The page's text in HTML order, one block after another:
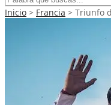
Inicio > Francia > Triunfo